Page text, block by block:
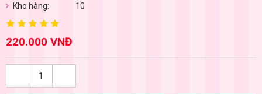
Kho hàng:
10
220.000 VNĐ